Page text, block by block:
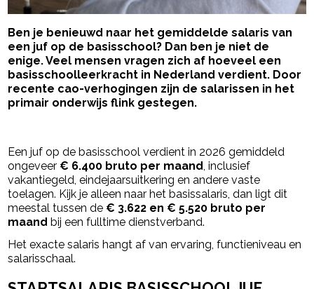
Ben je benieuwd naar het gemiddelde salaris van
een juf op de basisschool? Dan ben je niet de
enige. Veel mensen vragen zich af hoeveel een
basisschoolleerkracht in Nederland verdient. Door
recente cao-verhogingen zijn de salarissen in het
primair onderwijs flink gestegen.
Een juf op de basisschool verdient in 2026 gemiddeld
ongeveer € 6.400 bruto per maand, inclusief
vakantiegeld, eindejaarsuitkering en andere vaste
toelagen. Kijk je alleen naar het basissalaris, dan ligt dit
meestal tussen de € 3.622 en € 5.520 bruto per
maand bij een fulltime dienstverband.
Het exacte salaris hangt af van ervaring, functieniveau en
salarisschaal.